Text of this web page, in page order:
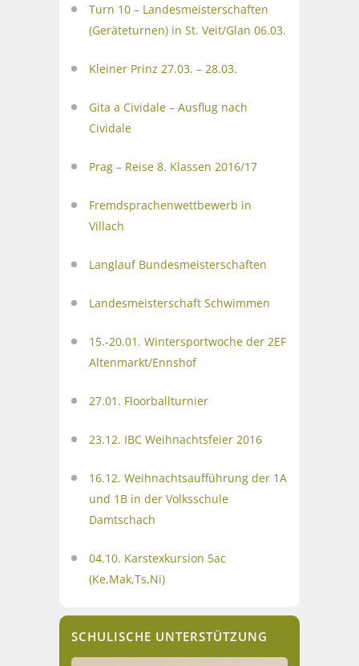
Turn 10 – Landesmeisterschaften
(Geräteturnen) in St. Veit/Glan 06.03.
Kleiner Prinz 27.03. – 28.03.
Gita a Cividale – Ausflug nach
Cividale
Prag – Reise 8. Klassen 2016/17
Fremdsprachenwettbewerb in
Villach
Langlauf Bundesmeisterschaften
Landesmeisterschaft Schwimmen
15.-20.01. Wintersportwoche der 2EF
Altenmarkt/Ennshof
27.01. Floorballturnier
23.12. IBC Weihnachtsfeier 2016
16.12. Weihnachtsaufführung der 1A
und 1B in der Volksschule
Damtschach
04.10. Karstexkursion 5ac
(Ke,Mak,Ts,Ni)
SCHULISCHE UNTERSTÜTZUNG